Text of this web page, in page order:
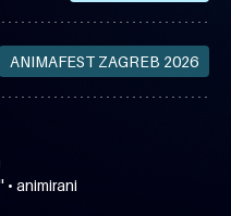
ANIMAFEST ZAGREB 2026
• animirani